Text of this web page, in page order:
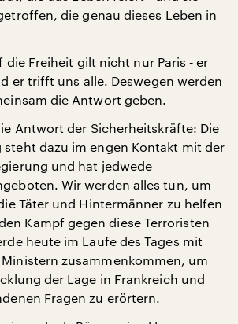
die genau dieses Leben in
die Freiheit gilt nicht nur Paris ‑ er
er trifft uns alle. Deswegen werden
die Antwort geben.
Antwort der Sicherheitskräfte: Die
steht dazu im engen Kontakt mit der
und hat jedwede
Wir werden alles tun, um
Täter und Hintermänner zu helfen
Kampf gegen diese Terroristen
heute im Laufe des Tages mit
zusammenkommen, um
der Lage in Frankreich und
Fragen zu erörtern.